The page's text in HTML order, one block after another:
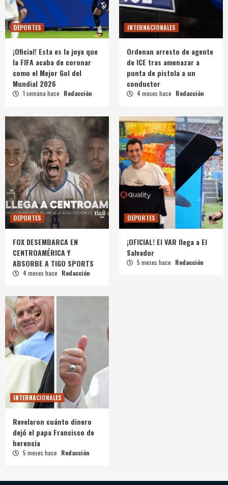
DEPORTES
¡Oficial! Esta es la joya que
la FIFA acaba de coronar
como el Mejor Gol del
Mundial 2026
1 semana hace Redacción
INTERNACIONALES
Ordenan arresto de agente
de ICE tras amenazar a
punta de pistola a un
conductor
4 meses hace Redacción
DEPORTES
FOX DESEMBARCA EN
CENTROAMÉRICA Y
ABSORBE A TIGO SPORTS
4 meses hace Redacción
DEPORTES
¡OFICIAL! El VAR llega a El
Salvador
5 meses hace Redacción
INTERNACIONALES
Revelaron cuánto dinero
dejó el papa Francisco de
herencia
5 meses hace Redacción